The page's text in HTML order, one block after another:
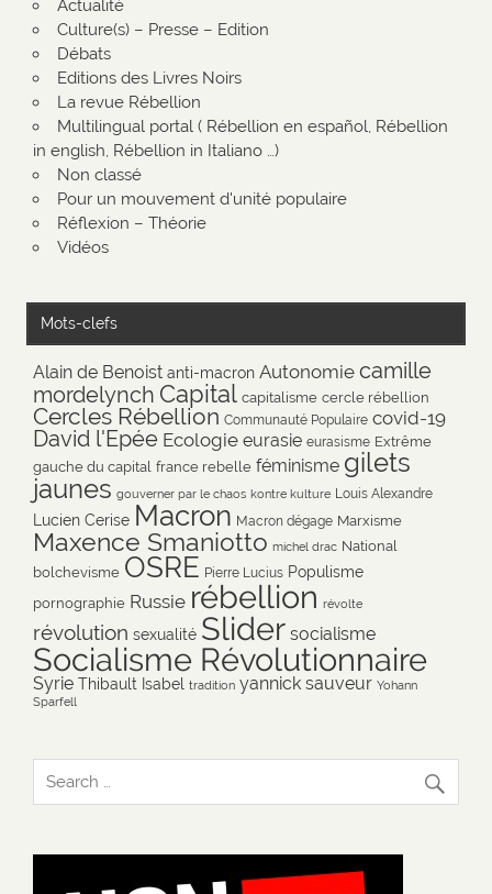
Actualité
Culture(s) – Presse – Edition
Débats
Editions des Livres Noirs
La revue Rébellion
Multilingual portal ( Rébellion en español, Rébellion
in english, Rébellion in Italiano …)
Non classé
Pour un mouvement d'unité populaire
Réflexion – Théorie
Vidéos
Mots-clefs
Alain de Benoist anti-macron Autonomie camille
mordelynch Capital capitalisme cercle rébellion
Cercles Rébellion Communauté Populaire covid-19
David l'Epée Ecologie eurasie eurasisme Extrême
gauche du capital france rebelle féminisme gilets
jaunes gouverner par le chaos kontre kulture Louis Alexandre
Lucien Cerise Macron Macron dégage Marxisme
Maxence Smaniotto michel drac National
bolchevisme OSRE Pierre Lucius Populisme
pornographie Russie rébellion révolte
révolution sexualité Slider socialisme
Socialisme Révolutionnaire
Syrie Thibault Isabel tradition yannick sauveur Yohann
Sparfell